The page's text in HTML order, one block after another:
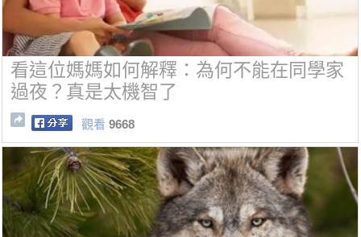
看這位媽媽如何解釋：為何不能在同學家
過夜？真是太機智了
觀看 9668